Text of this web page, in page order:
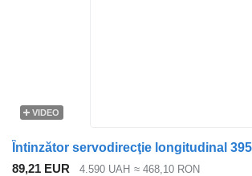
VIDEO
89,21 EUR 4.590 UAH ≈ 468,10 RON